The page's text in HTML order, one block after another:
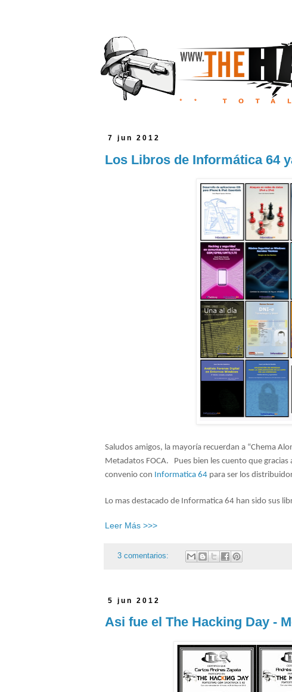
7 jun 2012
Los Libros de Informática 64
Saludos amigos, la mayoría recuerdan a “Chema
Metadatos FOCA.
Pues bien les cuento que
convenio con Informatica 64 para ser los
Lo mas destacado de Informatica 64 han sido sus
Leer Más >>>
3 comentarios:
5 jun 2012
Asi fue el The Hacking Day -